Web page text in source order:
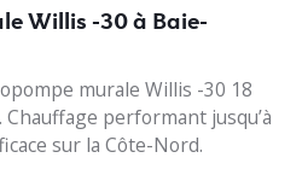
Willis -30 à Baie-
murale Willis -30 18
Chauffage performant jusqu’à
sur la Côte-Nord.